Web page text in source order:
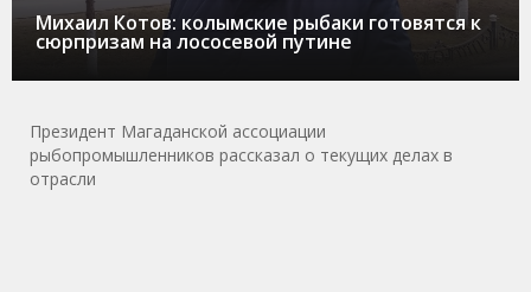
Михаил Котов: колымские рыбаки готовятся к
сюрпризам на лососевой путине
Президент Магаданской ассоциации
рыбопромышленников рассказал о текущих делах в
отрасли